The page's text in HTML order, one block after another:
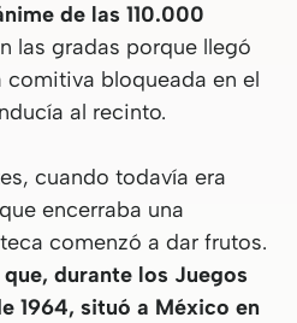
de las 110.000
las gradas porque llegó
comitiva bloqueada en el
al recinto.
cuando todavía era
encerraba una
comenzó a dar frutos.
durante los Juegos
1964, situó a México en